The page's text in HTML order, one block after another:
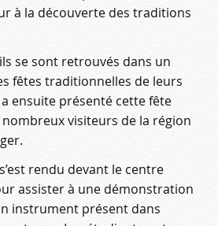
à la découverte des traditions
se sont retrouvés dans un
fêtes traditionnelles de leurs
ensuite présenté cette fête
visiteurs de la région
rendu devant le centre
assister à une démonstration
instrument présent dans